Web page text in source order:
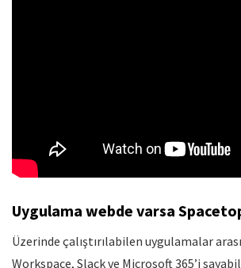
Uygulama webde varsa
Üzerinde çalıştırılabilen uygulamalar
Workspace, Slack ve Microsoft 365’i